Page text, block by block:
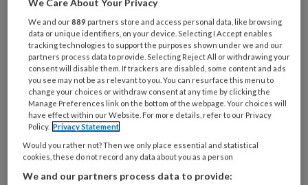
e-
mailadres?
* *
Kies
je
wachtwoord* *
Kies
je
functie *
Bij
welke
organisatie
We Care About Your Privacy
We and our889 partners store and access personal data, like browsing
data or unique identifiers, on your device. Selecting I Accept enables
tracking technologies to support the purposes shown under we and our
partners process data to provide. Selecting Reject All or withdrawing your
consent will disable them. If trackers are disabled, some content and ads
you see may not be as relevant to you. You can resurface this menu to
change your choices or withdraw consent at any time by clicking the
Manage Preferences link on the bottom of the webpage. Your choices will
have effect within our Website. For more details, refer to our Privacy
Policy. Privacy Statement
Would you rather not? Then we only place essential and statistical
cookies, these do not record any data about you as a person
We and our partners process data to provide: